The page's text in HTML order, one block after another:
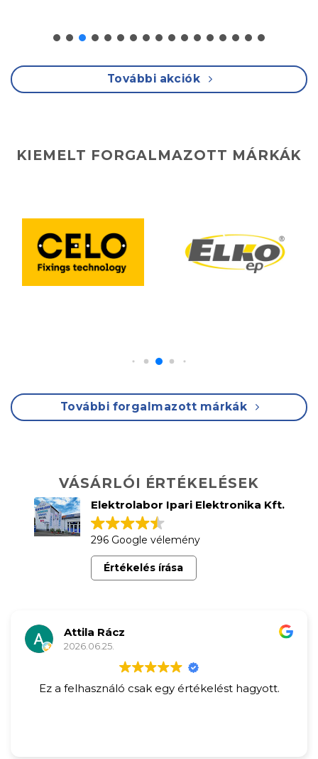
További akciók
KIEMELT FORGALMAZOTT MÁRKÁK
További forgalmazott márkák
VÁSÁRLÓI ÉRTÉKELÉSEK
Elektrolabor Ipari Elektronika Kft.
296 Google vélemény
Értékelés írása
Attila Rácz
2026.06.25.
Ez a felhasználó csak egy értékelést hagyott.